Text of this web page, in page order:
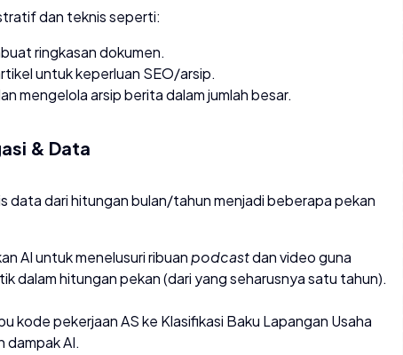
dan teknis seperti:
ringkasan dokumen.
untuk keperluan SEO/arsip.
mengelola arsip berita dalam jumlah besar.
& Data
data dari hitungan bulan/tahun menjadi beberapa pekan
AI untuk menelusuri ribuanpodcastdan video guna
dalam hitungan pekan (dari yang seharusnya satu tahun).
kode pekerjaan AS ke Klasifikasi Baku Lapangan Usaha
dampak AI.